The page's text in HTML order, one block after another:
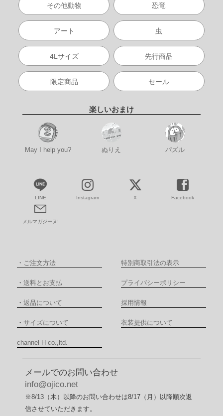
その他動物 恐竜
アート 虫
4Lサイズ 先行商品
限定商品 セール
楽しいおまけ
May I help you? ぬりえ パズル
LINE Instagram X Facebook
メルマガジーヌ!
・ ご注文方法 特別商取引法の表示
・ 送料とお支払 プライバシーポリシー
・ 返品について 採用情報
・ サイズについて 衣装提供について
channel H co.,ltd.
メールでのお問い合わせ
info@ojico.net
※8/13（木）以降のお問い合わせは8/17（月）以降順次返
信させていただきます。